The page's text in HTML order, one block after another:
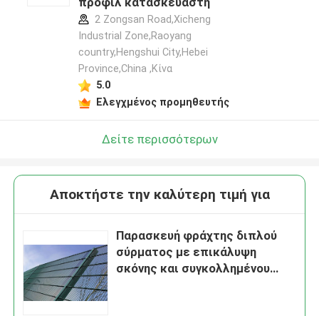
2 Zongsan Road,Xicheng
Industrial Zone,Raoyang
country,Hengshui City,Hebei
Province,China ,Κίνα
5.0
Ελεγχμένος προμηθευτής
Δείτε περισσότερων
Αποκτήστε την καλύτερη τιμή για
Παρασκευή φράχτης διπλού
σύρματος με επικάλυψη
σκόνης και συγκολλημένου